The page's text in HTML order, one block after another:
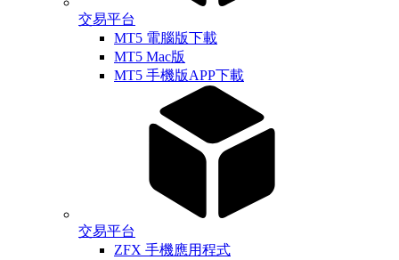
交易平台
MT5 電腦版下載
MT5 Mac版
MT5 手機版APP下載
交易平台
ZFX 手機應用程式